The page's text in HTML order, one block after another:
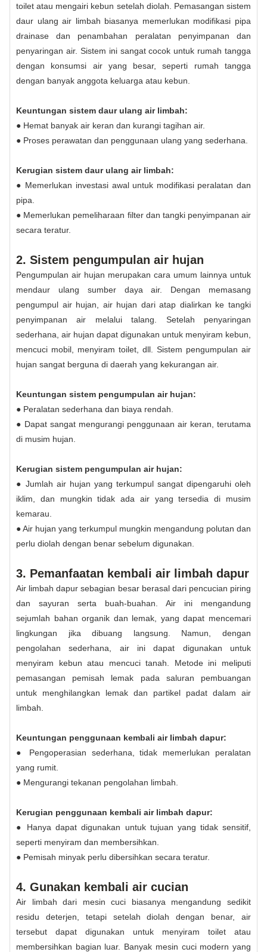
toilet atau mengairi kebun setelah diolah. Pemasangan sistem
daur ulang air limbah biasanya memerlukan modifikasi pipa
drainase dan penambahan peralatan penyimpanan dan
penyaringan air. Sistem ini sangat cocok untuk rumah tangga
dengan konsumsi air yang besar, seperti rumah tangga
dengan banyak anggota keluarga atau kebun.
Keuntungan sistem daur ulang air limbah:
● Hemat banyak air keran dan kurangi tagihan air.
● Proses perawatan dan penggunaan ulang yang sederhana.
Kerugian sistem daur ulang air limbah:
● Memerlukan investasi awal untuk modifikasi peralatan dan
pipa.
● Memerlukan pemeliharaan filter dan tangki penyimpanan air
secara teratur.
2. Sistem pengumpulan air hujan
Pengumpulan air hujan merupakan cara umum lainnya untuk
mendaur ulang sumber daya air. Dengan memasang
pengumpul air hujan, air hujan dari atap dialirkan ke tangki
penyimpanan air melalui talang. Setelah penyaringan
sederhana, air hujan dapat digunakan untuk menyiram kebun,
mencuci mobil, menyiram toilet, dll. Sistem pengumpulan air
hujan sangat berguna di daerah yang kekurangan air.
Keuntungan sistem pengumpulan air hujan:
● Peralatan sederhana dan biaya rendah.
● Dapat sangat mengurangi penggunaan air keran, terutama
di musim hujan.
Kerugian sistem pengumpulan air hujan:
● Jumlah air hujan yang terkumpul sangat dipengaruhi oleh
iklim, dan mungkin tidak ada air yang tersedia di musim
kemarau.
● Air hujan yang terkumpul mungkin mengandung polutan dan
perlu diolah dengan benar sebelum digunakan.
3. Pemanfaatan kembali air limbah dapur
Air limbah dapur sebagian besar berasal dari pencucian piring
dan sayuran serta buah-buahan. Air ini mengandung
sejumlah bahan organik dan lemak, yang dapat mencemari
lingkungan jika dibuang langsung. Namun, dengan
pengolahan sederhana, air ini dapat digunakan untuk
menyiram kebun atau mencuci tanah. Metode ini meliputi
pemasangan pemisah lemak pada saluran pembuangan
untuk menghilangkan lemak dan partikel padat dalam air
limbah.
Keuntungan penggunaan kembali air limbah dapur:
● Pengoperasian sederhana, tidak memerlukan peralatan
yang rumit.
● Mengurangi tekanan pengolahan limbah.
Kerugian penggunaan kembali air limbah dapur:
● Hanya dapat digunakan untuk tujuan yang tidak sensitif,
seperti menyiram dan membersihkan.
● Pemisah minyak perlu dibersihkan secara teratur.
4. Gunakan kembali air cucian
Air limbah dari mesin cuci biasanya mengandung sedikit
residu deterjen, tetapi setelah diolah dengan benar, air
tersebut dapat digunakan untuk menyiram toilet atau
membersihkan bagian luar. Banyak mesin cuci modern yang